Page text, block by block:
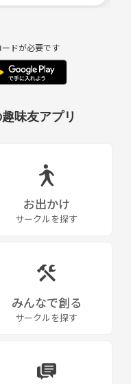
ドが必要です
味友アプリ
お出かけ
サークルを探す
みんなで創る
サークルを探す